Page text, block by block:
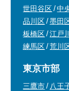
世田谷区 中
品川区
墨田
板橋区
江戸
練馬区
荒川
東京市部
三鷹市 八王